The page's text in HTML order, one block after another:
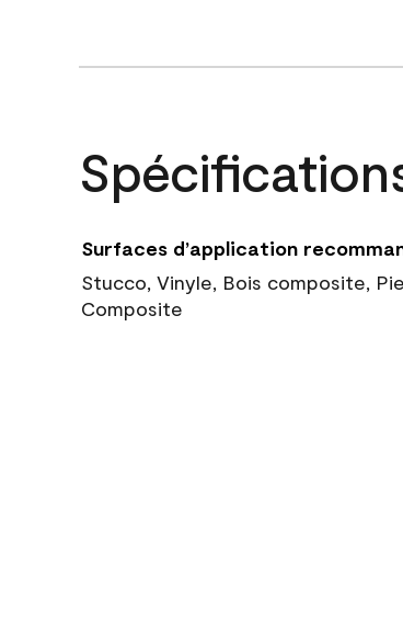
Surfaces d’application
Stucco, Vinyle, Bois composite,
Composite